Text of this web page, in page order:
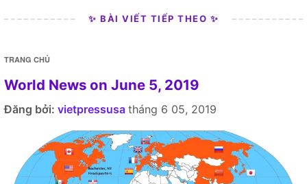
✨ BÀI VIẾT TIẾP THEO ✨
TRANG CHỦ
World News on June 5, 2019
Đăng bởi: vietpressusa tháng 6 05, 2019